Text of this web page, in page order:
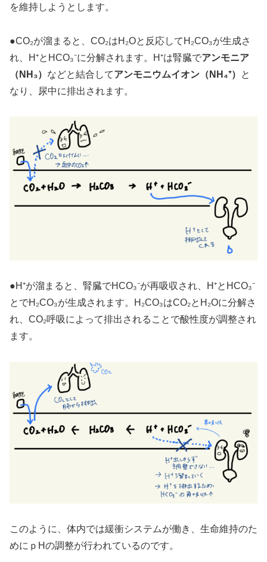
を維持しようとします。
●CO₂が溜まると、CO₂はH₂Oと反応してH₂CO₃が生成さ
れ、H⁺とHCO₃⁻に分解されます。H⁺は腎臓でアンモニア
（NH₃） などと結合してアンモニウムイオン（NH₄⁺）
と
なり、尿中に排出されます。
●H⁺が溜まると、腎臓でHCO₃⁻が再吸収され、H⁺とHCO₃⁻
とでH₂CO₃が生成されます。H₂CO₃はCO₂とH₂Oに分解さ
れ、CO₂呼吸によって排出されることで酸性度が調整され
ます。
このように、体内では緩衝システムが働き、生命維持のた
めにｐHの調整が行われているのです。